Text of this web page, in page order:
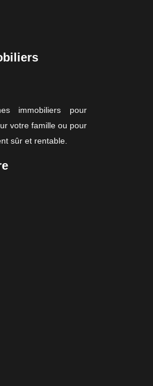
immobiliers pour
votre famille ou pour
sûr et rentable.